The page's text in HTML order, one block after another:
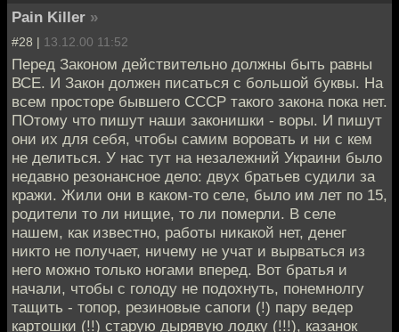
Pain Killer »
#28 | 13.12.00 11:52
Перед Законом действительно должны быть равны
ВСЕ. И Закон должен писаться с большой буквы. На
всем просторе бывшего СССР такого закона пока нет.
ПОтому что пишут наши законишки - воры. И пишут
они их для себя, чтобы самим воровать и ни с кем
не делиться. У нас тут на незалежний Украини было
недавно резонансное дело: двух братьев судили за
кражи. Жили они в каком-то селе, было им лет по 15,
родители то ли нищие, то ли померли. В селе
нашем, как известно, работы никакой нет, денег
никто не получает, ничему не учат и вырваться из
него можно только ногами вперед. Вот братья и
начали, чтобы с голоду не подохнуть, понемнолгу
тащить - топор, резиновые сапоги (!) пару ведер
картошки (!!) старую дырявую лодку (!!!), казанок